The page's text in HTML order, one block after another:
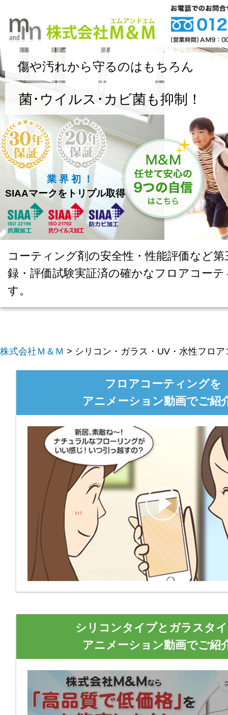
傷や汚れから守るのはもちろん
菌･ウイルス･カビ菌も抑制！
業 界 初 ！
SIAAマークをトリプル取得！
コーティング剤の安全性・性能評価など
録・評価試験実証済の確かなフロアコー
す。
株式会社Ｍ＆Ｍ > シリコン・ガラス・UV・水性フロ
フロアコーティングを
アニメーション動画でご紹
シリコンタイプとガラスタ
アニメーション動画でご紹